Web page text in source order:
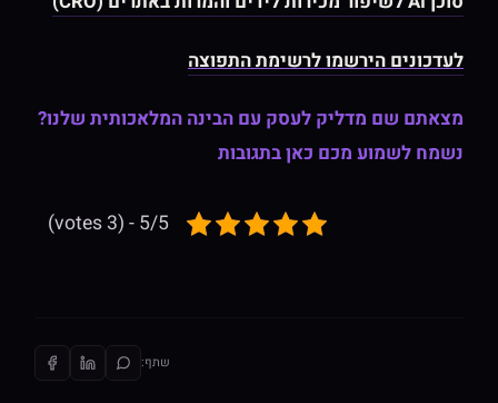
לעדכונים הירשמו לרשימת התפוצה
מצאתם שם מדליק לעסק עם הבינה המלאכותית שלנו?
נשמח לשמוע מכם כאן בתגובות
5/5 - (3 votes)
שתף: